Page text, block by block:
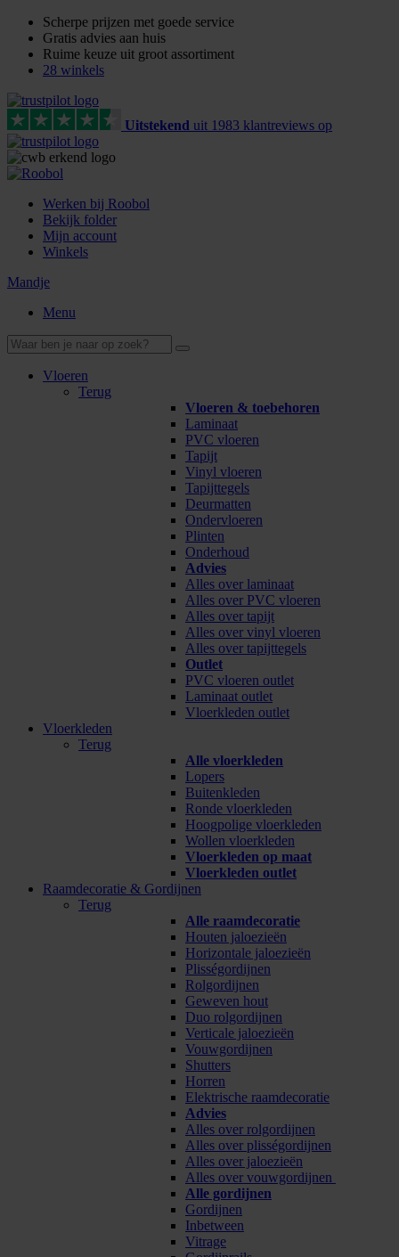
Scherpe prijzen met goede service
Gratis advies aan huis
Ruime keuze uit groot assortiment
28 winkels
Uitstekend uit 1983 klantreviews op
Werken bij Roobol
Bekijk folder
Mijn account
Winkels
Mandje
Menu
Vloeren
Terug
Vloeren & toebehoren
Laminaat
PVC vloeren
Tapijt
Vinyl vloeren
Tapijttegels
Deurmatten
Ondervloeren
Plinten
Onderhoud
Advies
Alles over laminaat
Alles over PVC vloeren
Alles over tapijt
Alles over vinyl vloeren
Alles over tapijttegels
Outlet
PVC vloeren outlet
Laminaat outlet
Vloerkleden outlet
Vloerkleden
Terug
Alle vloerkleden
Lopers
Buitenkleden
Ronde vloerkleden
Hoogpolige vloerkleden
Wollen vloerkleden
Vloerkleden op maat
Vloerkleden outlet
Raamdecoratie & Gordijnen
Terug
Alle raamdecoratie
Houten jaloezieën
Horizontale jaloezieën
Plisségordijnen
Rolgordijnen
Geweven hout
Duo rolgordijnen
Verticale jaloezieën
Vouwgordijnen
Shutters
Horren
Elektrische raamdecoratie
Advies
Alles over rolgordijnen
Alles over plisségordijnen
Alles over jaloezieën
Alles over vouwgordijnen
Alle gordijnen
Gordijnen
Inbetween
Vitrage